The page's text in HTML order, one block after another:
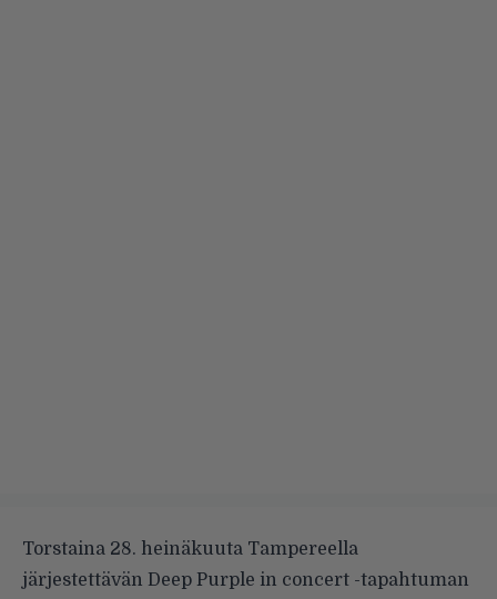
Torstaina 28. heinäkuuta Tampereella
järjestettävän Deep Purple in concert -tapahtuman